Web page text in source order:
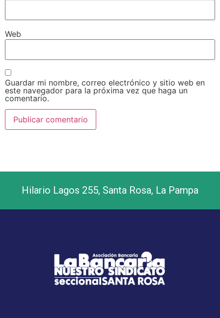
Web
Guardar mi nombre, correo electrónico y sitio web en
este navegador para la próxima vez que haga un
comentario.
Hilario Lagos 255, Santa Rosa, La Pampa